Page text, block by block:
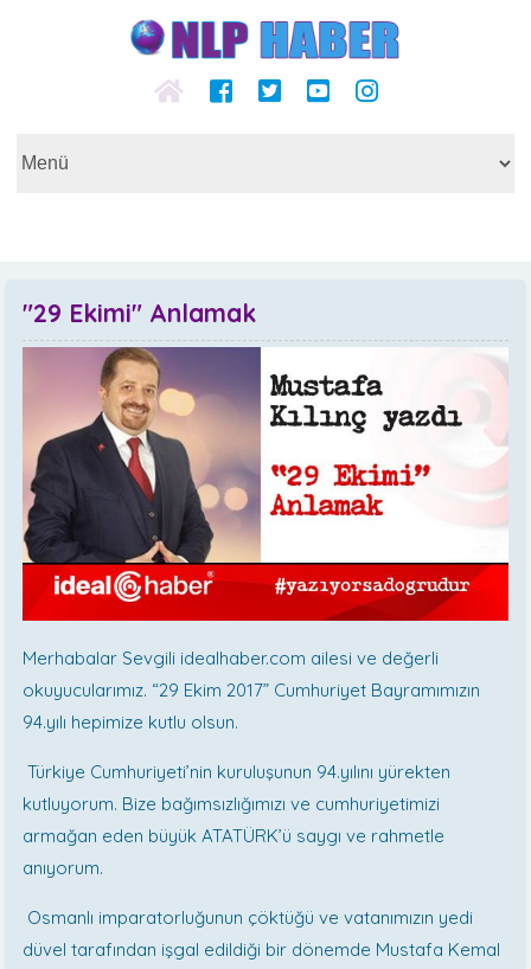
"29 Ekimi" Anlamak
Merhabalar Sevgili idealhaber.com ailesi ve değerli
okuyucularımız. “29 Ekim 2017” Cumhuriyet Bayramımızın
94.yılı hepimize kutlu olsun.
Türkiye Cumhuriyeti’nin kuruluşunun 94.yılını yürekten
kutluyorum. Bize bağımsızlığımızı ve cumhuriyetimizi
armağan eden büyük ATATÜRK’ü saygı ve rahmetle
anıyorum.
Osmanlı imparatorluğunun çöktüğü ve vatanımızın yedi
düvel tarafından işgal edildiği bir dönemde Mustafa Kemal